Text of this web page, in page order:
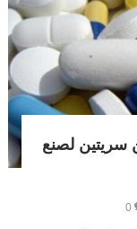
سريتين لصنع
0